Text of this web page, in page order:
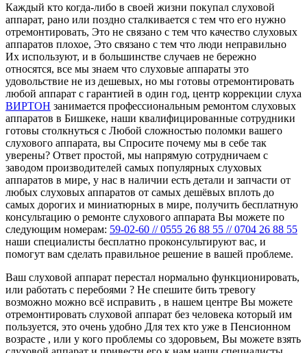
Каждый кто когда-либо в своей жизни покупал слуховой
аппарат, рано или поздно сталкивается с тем что его нужно
отремонтировать, Это не связано с тем что качество слуховых
аппаратов плохое, Это связано с тем что люди неправильно
Их используют, и в большинстве случаев не бережно
относятся, все мы знаем что слуховые аппараты это
удовольствие не из дешевых, но мы готовы отремонтировать
любой аппарат с гарантией в один год, центр коррекции слуха
ВИРТОН занимается профессиональным ремонтом слуховых
аппаратов в Бишкеке, наши квалифицированные сотрудники
готовы столкнуться с Любой сложностью поломки вашего
слухового аппарата, вы Спросите почему мы в себе так
уверены? Ответ простой, мы напрямую сотрудничаем с
заводом производителей самых популярных слуховых
аппаратов в мире, у нас в наличии есть детали и запчасти от
любых слуховых аппаратов от самых дешёвых вплоть до
самых дорогих и миниатюрных в мире, получить бесплатную
консультацию о ремонте слухового аппарата Вы можете по
следующим номерам: 59-02-60 // 0555 26 88 55 // 0704 26 88 55
наши специалисты бесплатно проконсультируют вас, и
помогут вам сделать правильное решение в вашей проблеме.
Ваш слуховой аппарат перестал нормально функционировать,
или работать с перебоями ? Не спешите бить тревогу
возможно можно всё исправить , в нашем центре Вы можете
отремонтировать слуховой аппарат без человека который им
пользуется, это очень удобно Для тех кто уже в Пенсионном
возрасте , или у кого проблемы со здоровьем, Вы можете взять